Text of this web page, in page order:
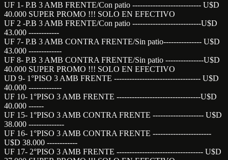
UF 1- P.B 3 AMB FRENTE/Con patio --------------------------- U$D
40.000 SUPER PROMO !!! SOLO EN EFECTIVO
UF 2 -P.B 3 AMB FRENTE/Con patio ---------------------------U$D
43.000 ------------
UF 7- P.B 3 AMB CONTRA FRENTE/Sin patio--------------- U$D
43.000 -------------
UF 8- P.B 3 AMB CONTRA FRENTE/Sin patio ---------------U$D
40.000 SUPER PROMO !!! SOLO EN EFECTIVO
UD 9- 1°PISO 3 AMB FRENTE ---------------------------------- U$D
40.000 -------------
UF 10- 1°PISO 3 AMB FRENTE ---------------------------------U$D
40.000 ------
UF 15- 1°PISO 3 AMB CONTRA FRENTE -------------------- U$D
38.000 --------------
UF 16- 1°PISO 3 AMB CONTRA FRENTE -----------------------
U$D 38.000 ------------
UF 17- 2°PISO 3 AMB FRENTE ---------------------------------- U$D